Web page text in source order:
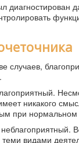
диагностирован
случаев,
никакого
при
видами